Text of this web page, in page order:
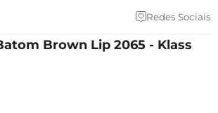
Redes Sociais
Brown Lip 2065 - Klass